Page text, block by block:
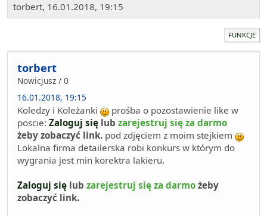
torbert, 16.01.2018, 19:15
FUNKCJE
torbert
Nowicjusz / 0
16.01.2018, 19:15
Koledzy i Koleżanki
prośba o pozostawienie like w
poscie: Zaloguj się lub zarejestruj się za darmo
żeby zobaczyć link. pod zdjęciem z moim stejkiem
Lokalna firma detailerska robi konkurs w którym do
wygrania jest min korektra lakieru.
Zaloguj się lub zarejestruj się za darmo żeby
zobaczyć link.